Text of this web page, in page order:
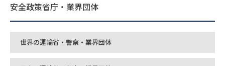
安全政策省庁・業界団体
世界の運輸省・警察・業界団体